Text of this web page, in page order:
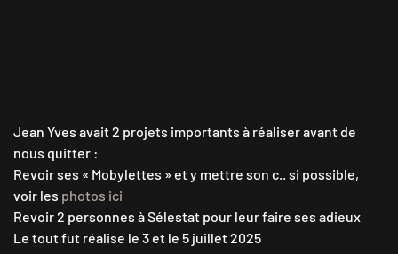
Jean Yves avait 2 projets importants à réaliser avant de
nous quitter :
Revoir ses « Mobylettes » et y mettre son c.. si possible,
voir les photos ici
Revoir 2 personnes à Sélestat pour leur faire ses adieux
Le tout fut réalise le 3 et le 5 juillet 2025